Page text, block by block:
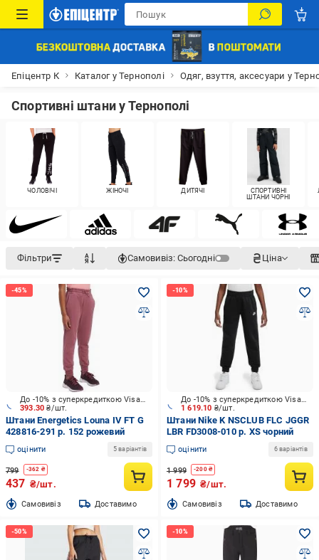
Епіцентр К Каталог у Тернополі Одяг, взуття, аксесуари у
Спортивні штани у Тернополі
ЧОЛОВІЧІ ЖІНОЧІ ДИТЯЧІ
СПОРТИВНІ
ШТАНИ ЧОРНІ
Фільтри Самовивіз: Сьогодні Ціна
393.30₴/шт.
До -10% з суперкредиткою Visa Вигода
Штани Energetics Louna IV FT G
428816-291 р. 152 рожевий
оцінити 5 варіантів
799 -362 ₴
437 ₴/шт.
Cамовивіз Доставимо
1 619.10 ₴/шт.
До -10% з суперкредиткою Visa Вигода
Штани Nike K NSCLUB FLC JGGR
LBR FD3008-010 р. XS чорний
оцінити 6 варіантів
1 999 -200₴
1 799 ₴/шт.
Cамовивіз Доставимо